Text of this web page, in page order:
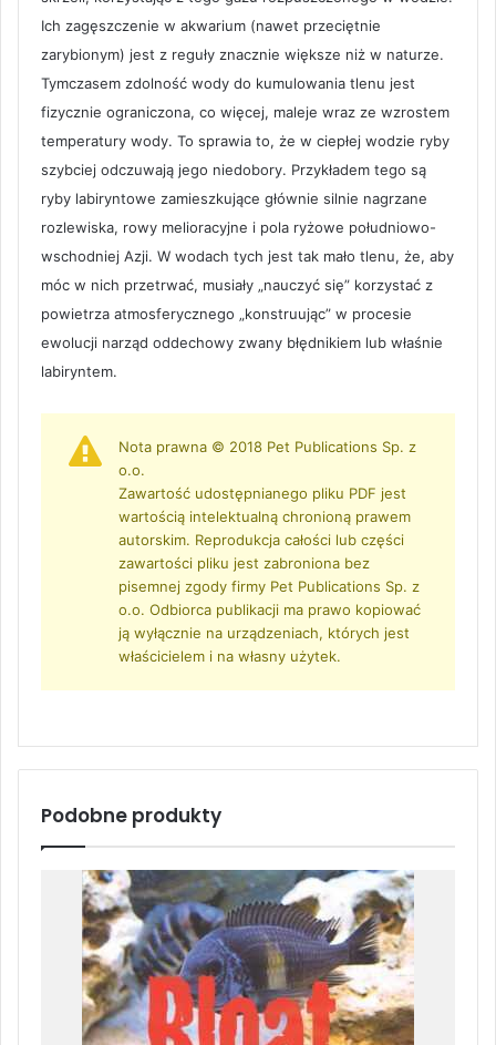
Ich zagęszczenie w akwarium (nawet przeciętnie
zarybionym) jest z reguły znacznie większe niż w naturze.
Tymczasem zdolność wody do kumulowania tlenu jest
fizycznie ograniczona, co więcej, maleje wraz ze wzrostem
temperatury wody. To sprawia to, że w ciepłej wodzie ryby
szybciej odczuwają jego niedobory. Przykładem tego są
ryby labiryntowe zamieszkujące głównie silnie nagrzane
rozlewiska, rowy melioracyjne i pola ryżowe południowo-
wschodniej Azji. W wodach tych jest tak mało tlenu, że, aby
móc w nich przetrwać, musiały „nauczyć się” korzystać z
powietrza atmosferycznego „konstruując” w procesie
ewolucji narząd oddechowy zwany błędnikiem lub właśnie
labiryntem.
Nota prawna © 2018 Pet Publications Sp. z
o.o.
Zawartość udostępnianego pliku PDF jest
wartością intelektualną chronioną prawem
autorskim. Reprodukcja całości lub części
zawartości pliku jest zabroniona bez
pisemnej zgody firmy Pet Publications Sp. z
o.o. Odbiorca publikacji ma prawo kopiować
ją wyłącznie na urządzeniach, których jest
właścicielem i na własny użytek.
Podobne produkty